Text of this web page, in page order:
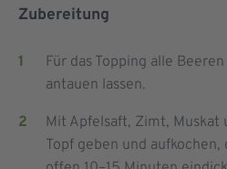
Zubereitung
Für das Topping alle
antauen lassen.
Mit Apfelsaft, Zimt, Muskat
Topf geben und